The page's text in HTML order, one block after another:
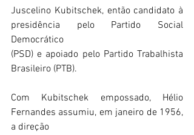
Juscelino Kubitschek, então candidato à
presidência pelo Partido Social
Democrático
(PSD) e apoiado pelo Partido Trabalhista
Brasileiro (PTB).
Com Kubitschek empossado, Hélio
Fernandes assumiu, em janeiro de 1956,
a direção